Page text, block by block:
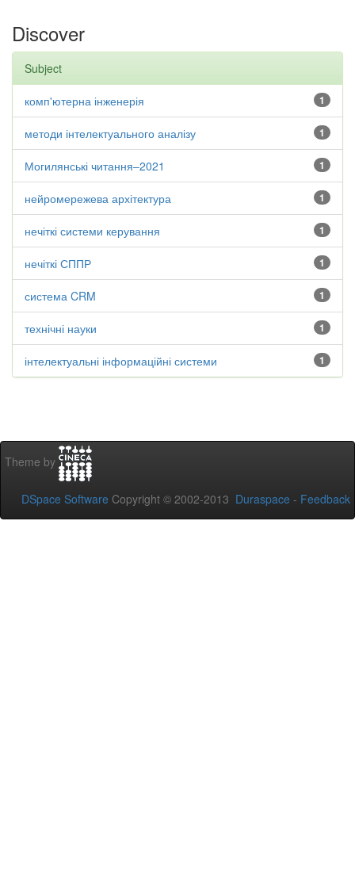
Discover
Subject
1
комп'ютерна інженерія
1
методи інтелектуального аналізу
1
Могилянські читання–2021
1
нейромережева архітектура
1
нечіткі системи керування
1
нечіткі СППР
1
система CRM
1
технічні науки
1
інтелектуальні інформаційні системи
Theme by
DSpace Software Copyright © 2002-2013 Duraspace - Feedback